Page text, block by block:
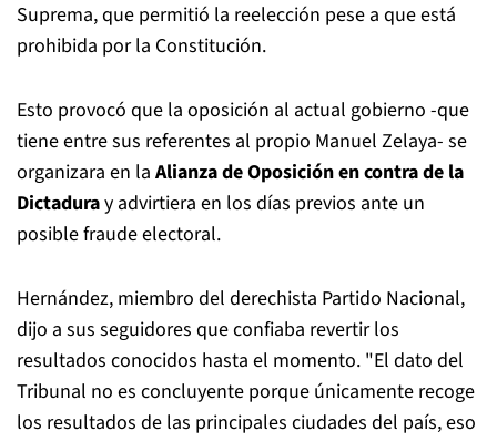
Suprema, que permitió la reelección pese a que está
prohibida por la Constitución.
Esto provocó que la oposición al actual gobierno -que
tiene entre sus referentes al propio Manuel Zelaya- se
organizara en la Alianza de Oposición en contra de la
Dictaduray advirtiera en los días previos ante un
posible fraude electoral.
Hernández, miembro del derechista Partido Nacional,
dijo a sus seguidores que confiaba revertir los
resultados conocidos hasta el momento. "El dato del
Tribunal no es concluyente porque únicamente recoge
los resultados de las principales ciudades del país, eso